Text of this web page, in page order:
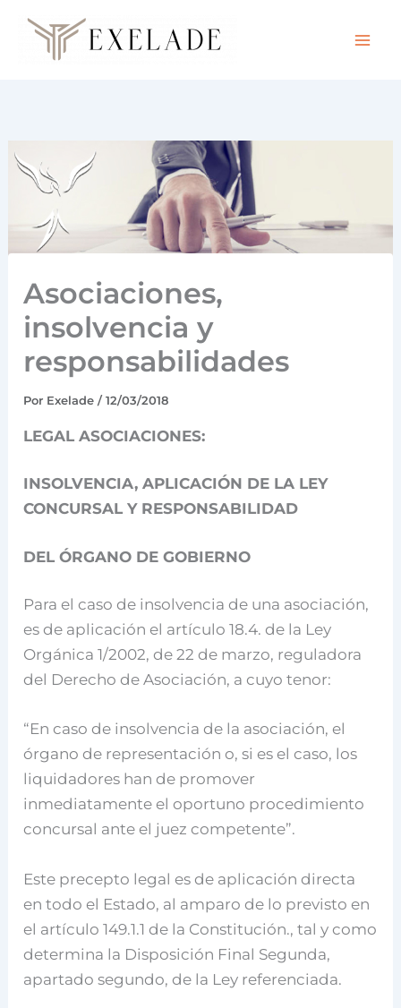
contenido
Asociaciones,
insolvencia y
responsabilidades
Por Exelade/12/03/2018
LEGAL ASOCIACIONES:
INSOLVENCIA, APLICACIÓN DE LA LEY
CONCURSAL Y RESPONSABILIDAD
DEL ÓRGANO DE GOBIERNO
Para el caso de insolvencia de una asociación,
es de aplicación el artículo 18.4. de la Ley
Orgánica 1/2002, de 22 de marzo, reguladora
del Derecho de Asociación, a cuyo tenor:
“En caso de insolvencia de la asociación, el
órgano de representación o, si es el caso, los
liquidadores han de promover
inmediatamente el oportuno procedimiento
concursal ante el juez competente”.
Este precepto legal es de aplicación directa
en todo el Estado, al amparo de lo previsto en
el artículo 149.1.1 de la Constitución., tal y como
determina la Disposición Final Segunda,
apartado segundo, de la Ley referenciada.